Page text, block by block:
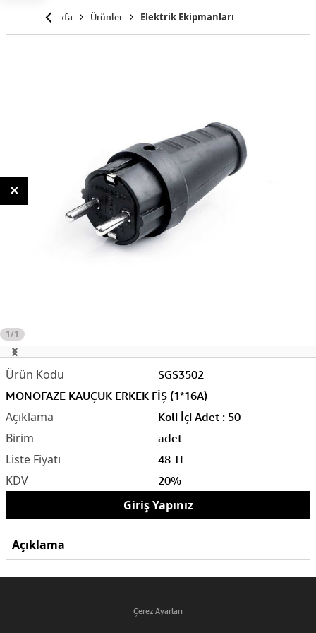
Anasayfa Ürünler Elektrik Ekipmanları
1/1
SGS3502
MONOFAZE KAUÇUK ERKEK FİŞ (1*16A)
Koli İçi Adet : 50
adet
48 TL
20%
Giriş Yapınız
Açıklama
Çerez Ayarları
×